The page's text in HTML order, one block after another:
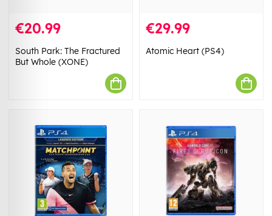
€20.99
South Park: The Fractured
But Whole (XONE)
€29.99
Atomic Heart (PS4)